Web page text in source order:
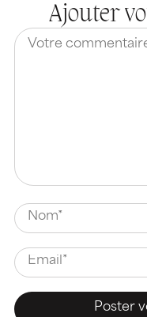
Ajouter